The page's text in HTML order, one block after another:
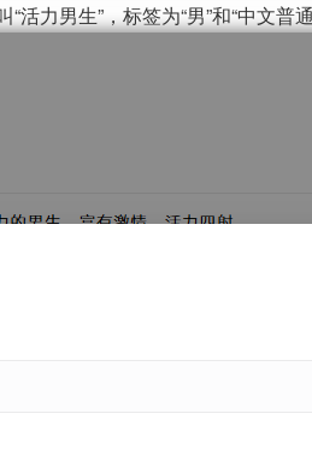
力男生”，标签为“男”和“中文普通